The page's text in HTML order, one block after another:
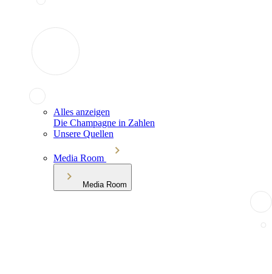
Alles anzeigen
Die Champagne in Zahlen
Unsere Quellen
Media Room
Media Room